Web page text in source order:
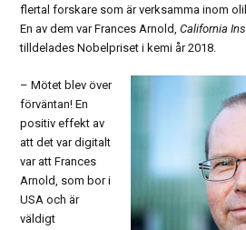
flertal forskare som är verksamma inom
En av dem var Frances Arnold,California
tilldelades Nobelpriset i kemi år 2018.
– Mötet blev över
förväntan! En
positiv effekt av
att det var digitalt
var att Frances
Arnold, som bor i
USA och är
väldigt